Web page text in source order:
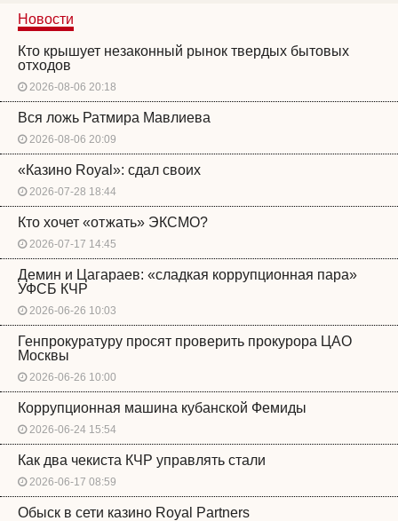
Новости
Кто крышует незаконный рынок твердых бытовых
отходов
2026-08-06 20:18
Вся ложь Ратмира Мавлиева
2026-08-06 20:09
«Казино Royal»: сдал своих
2026-07-28 18:44
Кто хочет «отжать» ЭКСМО?
2026-07-17 14:45
Демин и Цагараев: «сладкая коррупционная пара»
УФСБ КЧР
2026-06-26 10:03
Генпрокуратуру просят проверить прокурора ЦАО
Москвы
2026-06-26 10:00
Коррупционная машина кубанской Фемиды
2026-06-24 15:54
Как два чекиста КЧР управлять стали
2026-06-17 08:59
Обыск в сети казино Royal Partners